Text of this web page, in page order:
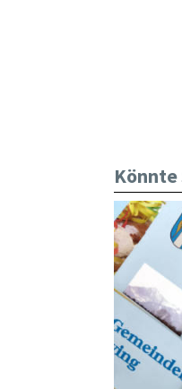
Könnte